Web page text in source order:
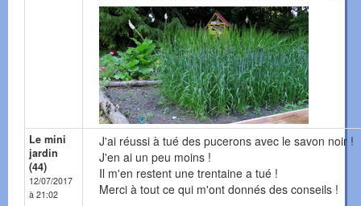
Le mini
jardin
(44)
12/07/2017
à 21:02
J'ai réussi à tué des pucerons avec le savon noir !
J'en ai un peu moins !
Il m'en restent une trentaine a tué !
Merci à tout ce qui m'ont donnés des conseils !